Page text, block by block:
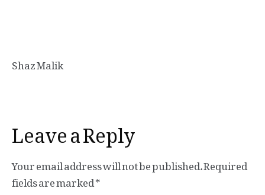
Shaz Malik
Leave a Reply
Your email address will not be published.Required
fields are marked*